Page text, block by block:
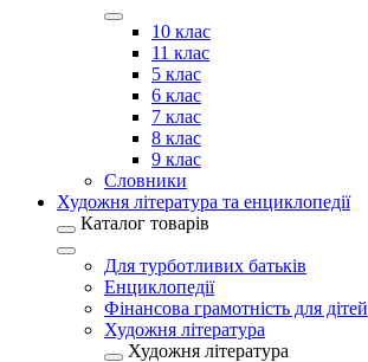
10 клас
11 клас
5 клас
6 клас
7 клас
8 клас
9 клас
Словники
Художня література та енциклопедії
Каталог товарів
Для турботливих батьків
Енциклопедії
Фінансова грамотність для дітей
Художня література
Художня література